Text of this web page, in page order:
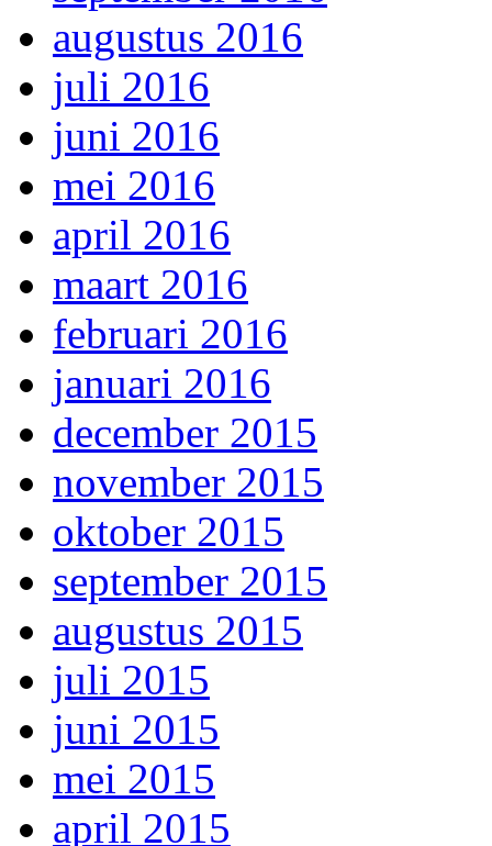
augustus 2016
juli 2016
juni 2016
mei 2016
april 2016
maart 2016
februari 2016
januari 2016
december 2015
november 2015
oktober 2015
september 2015
augustus 2015
juli 2015
juni 2015
mei 2015
april 2015